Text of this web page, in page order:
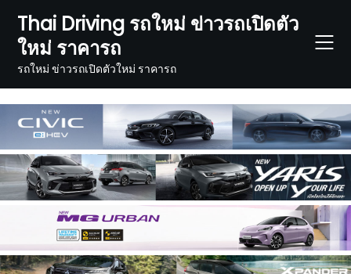
content
Thai Driving รถใหม่ ข่าวรถเปิดตัว
ใหม่ ราคารถ
รถใหม่ ข่าวรถเปิดตัวใหม่ ราคารถ